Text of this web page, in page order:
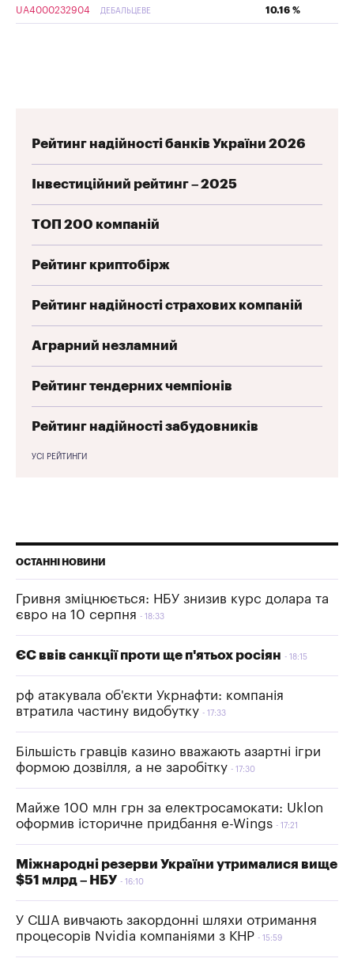
UA4000232904 ДЕБАЛЬЦЕВЕ 10.16 %
Рейтинг надійності банків України 2026
Інвестиційний рейтинг – 2025
ТОП 200 компаній
Рейтинг криптобірж
Рейтинг надійності страхових компаній
Аграрний незламний
Рейтинг тендерних чемпіонів
Рейтинг надійності забудовників
УСІ РЕЙТИНГИ
ОСТАННІ НОВИНИ
Гривня зміцнюється: НБУ знизив курс долара та
євро на 10 серпня
18:33
ЄС ввів санкції проти ще п'ятьох росіян 18:15
рф атакувала об'єкти Укрнафти: компанія
втратила частину видобутку
17:33
Більшість гравців казино вважають азартні ігри
формою дозвілля, а не заробітку
17:30
Майже 100 млн грн за електросамокати: Uklon
оформив історичне придбання e-Wings
17:21
Міжнародні резерви України утрималися вище
$51 млрд – НБУ
16:10
У США вивчають закордонні шляхи отримання
процесорів Nvidia компаніями з КНР
15:59